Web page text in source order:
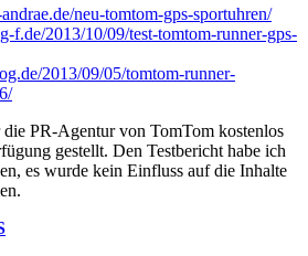
neu-tomtom-gps-sportuhren/
f.de/2013/10/09/test-tomtom-runner-gps-
2013/09/05/tomtom-runner-
PR-Agentur von TomTom kostenlos
gestellt. Den Testbericht habe ich
es wurde kein Einfluss auf die Inhalte